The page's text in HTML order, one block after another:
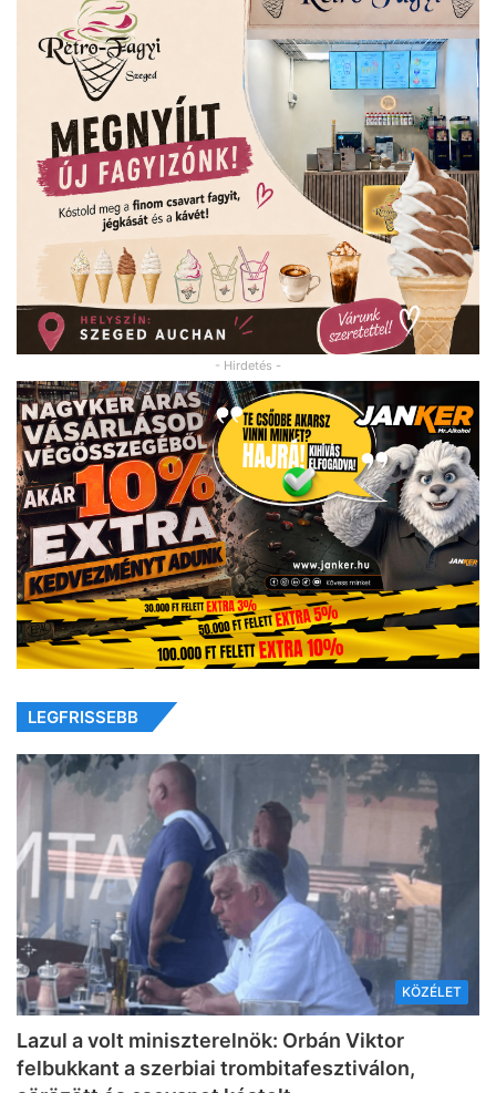
- Hirdetés -
LEGFRISSEBB
KÖZÉLET
Lazul a volt miniszterelnök: Orbán Viktor
felbukkant a szerbiai trombitafesztiválon,